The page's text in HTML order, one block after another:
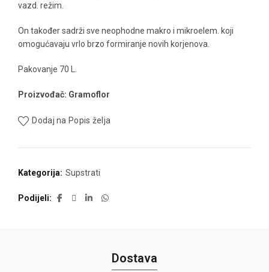
vazd. režim.
On također sadrži sve neophodne makro i mikroelem. koji
omogućavaju vrlo brzo formiranje novih korjenova.
Pakovanje 70 L.
Proizvođač: Gramoflor
Dodaj na Popis želja
Kategorija: Supstrati
Podijeli
Dostava